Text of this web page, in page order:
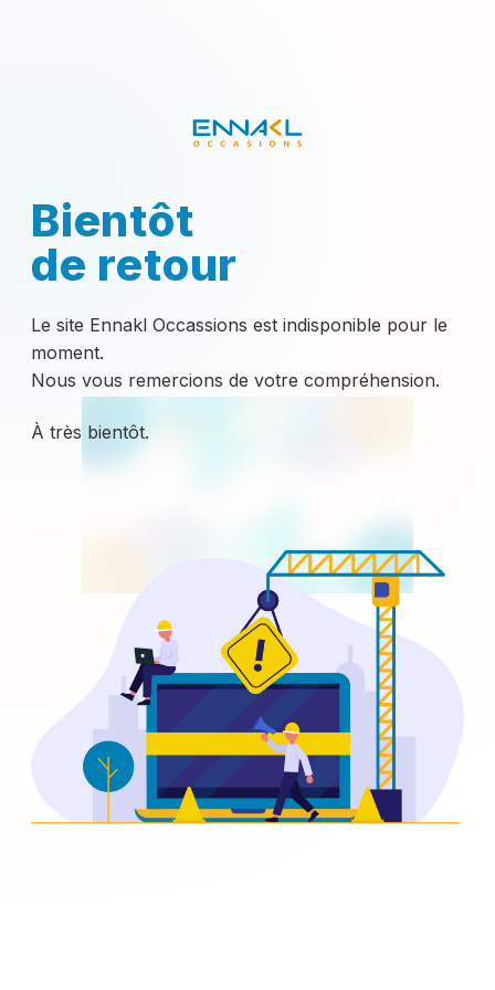
Bientôt
de retour
Le site Ennakl Occassions est indisponible pour le
moment.
Nous vous remercions de votre compréhension.
À très bientôt.